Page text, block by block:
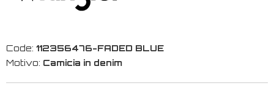
Code: 112356476-FADED BLUE
Motivo: Camicia in denim